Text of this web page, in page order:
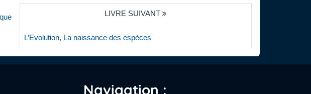
LIVRE SUIVANT
L’Evolution, La naissance des espèces
Navigation :